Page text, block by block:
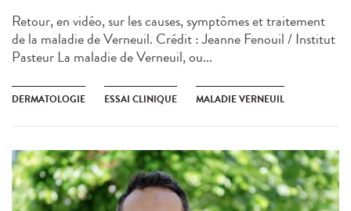
Retour, en vidéo, sur les causes, symptômes et traitement
de la maladie de Verneuil. Crédit : Jeanne Fenouil / Institut
Pasteur La maladie de Verneuil, ou...
DERMATOLOGIE ESSAI CLINIQUE MALADIE VERNEUIL